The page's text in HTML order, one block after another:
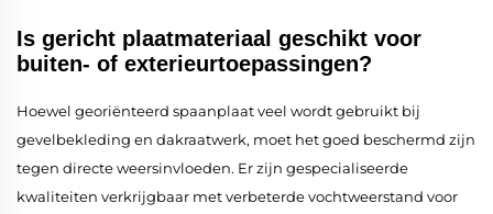
Is gericht plaatmateriaal geschikt voor
buiten- of exterieurtoepassingen?
Hoewel georiënteerd spaanplaat veel wordt gebruikt bij
gevelbekleding en dakraatwerk, moet het goed beschermd zijn
tegen directe weersinvloeden. Er zijn gespecialiseerde
kwaliteiten verkrijgbaar met verbeterde vochtweerstand voor